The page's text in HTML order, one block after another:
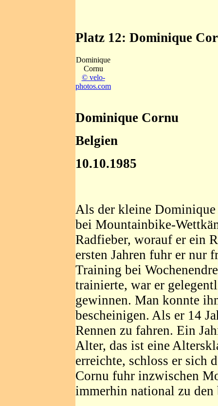
Platz 12: Dominique
Dominique
Cornu
© velo-
photos.com
Dominique Cornu
Belgien
10.10.1985
Als der kleine Dominique
bei Mountainbike-
Radfieber, worauf er ein
ersten Jahren fuhr er nur
Training bei
trainierte, war er
gewinnen. Man konnte
bescheinigen. Als er 14
Rennen zu fahren. Ein
Alter, das ist eine
erreichte, schloss er sich
Cornu fuhr inzwischen
immerhin national zu den